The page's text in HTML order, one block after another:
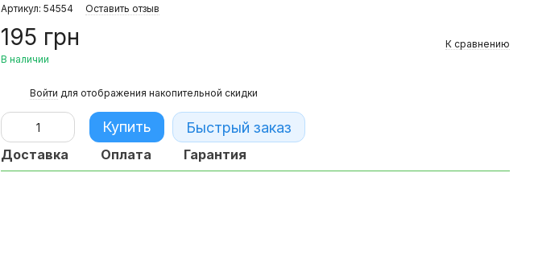
Артикул: 54554 Оставить отзыв
195 грн
В наличии
К сравнению
Войти для отображения накопительной скидки
Купить Быстрый заказ
Доставка Оплата Гарантия